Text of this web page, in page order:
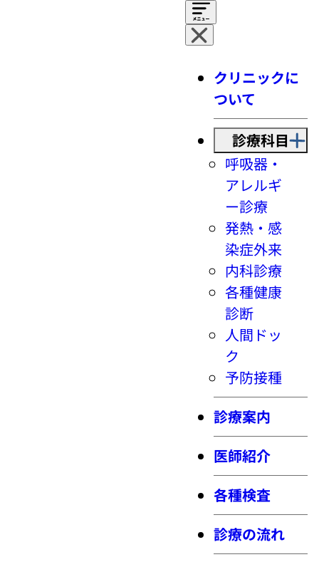
クリニックに
ついて
診療科目
呼吸器・
アレルギ
ー診療
発熱・感
染症外来
内科診療
各種健康
診断
人間ドッ
ク
予防接種
診療案内
医師紹介
各種検査
診療の流れ